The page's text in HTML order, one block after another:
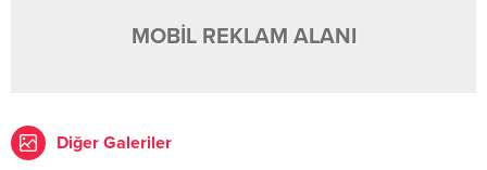
MOBİL REKLAM ALANI
Diğer Galeriler